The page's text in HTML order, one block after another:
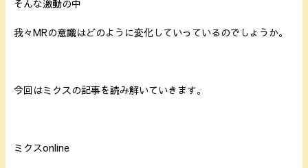
そんな激動の中
我々MRの意識はどのように変化していっているのでしょうか。
今回はミクスの記事を読み解いていきます。
ミクスonline